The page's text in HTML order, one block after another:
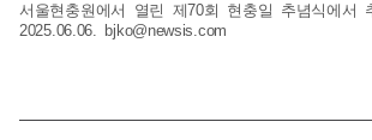
서울현충원에서 열린 제70회 현충일 추념식에서
2025.06.06. bjko@newsis.com